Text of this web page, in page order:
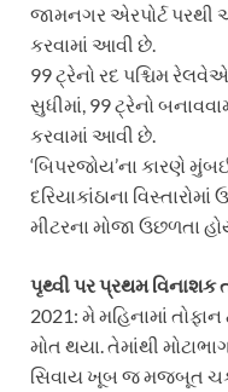
જામનગર એરપોર્ટ પરથી
કરવામાં આવી છે.
99 ટ્રેનો રદ પશ્ચિમ
સુધીમાં, 99 ટ્રેનો
કરવામાં આવી છે.
‘બિપરજોય’ના કારણે
દરિયાકાંઠાના
મીટરના મોજા ઉછળતા
પૃથ્વી પર પ્રથમ વિનાશક
2021: મે મહિનામાં
મોત થયા. તેમાંથી
સિવાય ખૂબ જ મજબૂત